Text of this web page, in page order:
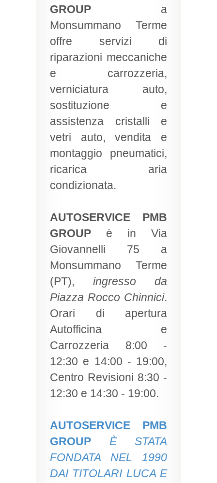
GROUP a
Monsummano Terme
offre servizi di
riparazioni meccaniche
e carrozzeria,
verniciatura auto,
sostituzione e
assistenza cristalli e
vetri auto, vendita e
montaggio pneumatici,
ricarica aria
condizionata.
AUTOSERVICE PMB
GROUP è in Via
Giovannelli 75 a
Monsummano Terme
(PT), ingresso da
Piazza Rocco Chinnici.
Orari di apertura
Autofficina e
Carrozzeria 8:00 -
12:30 e 14:00 - 19:00,
Centro Revisioni 8:30 -
12:30 e 14:30 - 19:00.
AUTOSERVICE PMB
GROUP
È STATA
FONDATA NEL 1990
DAI TITOLARI LUCA E